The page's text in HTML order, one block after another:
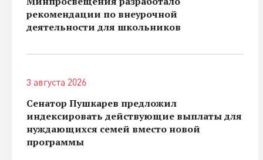
рекомендации по внеурочной
деятельности для школьников
3 августа 2026
Сенатор Пушкарев предложил
индексировать действующие выплаты для
нуждающихся семей вместо новой
программы